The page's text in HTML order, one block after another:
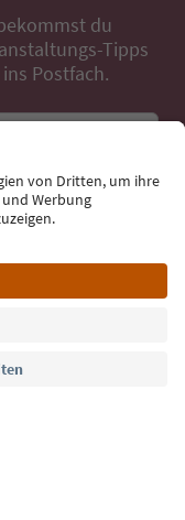
du
Tipps
Postfach.